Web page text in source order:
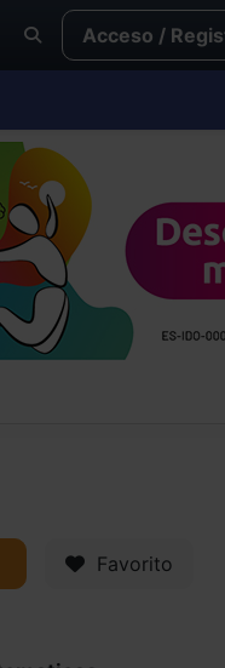
Acceso /
Favorito